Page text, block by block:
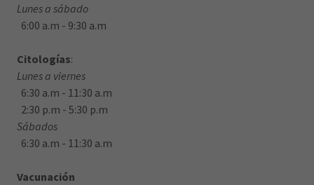
Lunes a sábado
6:00 a.m - 9:30 a.m
Citologías:
Lunes a viernes
6:30 a.m - 11:30 a.m
2:30 p.m - 5:30 p.m
Sábados
6:30 a.m - 11:30 a.m
Vacunación